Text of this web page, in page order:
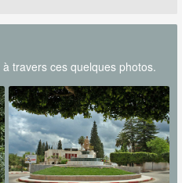
à travers ces quelques photos.